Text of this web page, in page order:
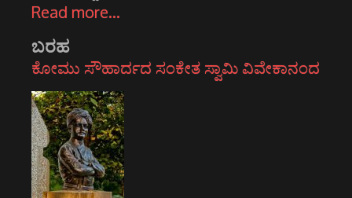
Read more…
ಬರಹ
ಕೋಮು ಸೌಹಾರ್ದದ ಸಂಕೇತ ಸ್ವಾಮಿ ವಿವೇಕಾನಂದ